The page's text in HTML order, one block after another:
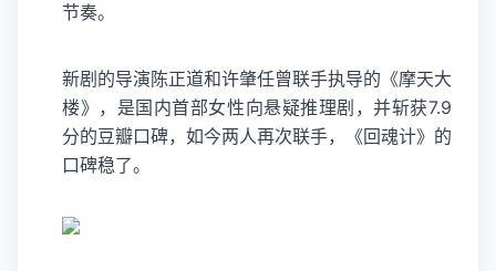
节奏。
新剧的导演陈正道和许肇任曾联手执导的《摩天大
楼》，是国内首部女性向悬疑推理剧，并斩获7.9
分的豆瓣口碑，如今两人再次联手，《回魂计》的
口碑稳了。